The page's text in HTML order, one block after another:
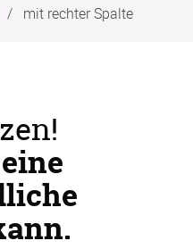
mit rechter Spalte